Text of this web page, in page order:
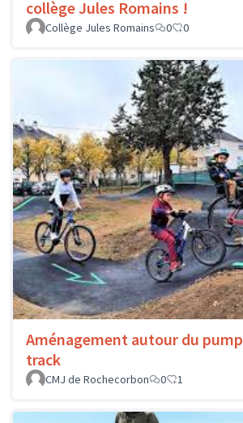
collège Jules Romains !
Collège Jules Romains
0 0
Aménagement autour du pump
track
CMJ de Rochecorbon
0 1